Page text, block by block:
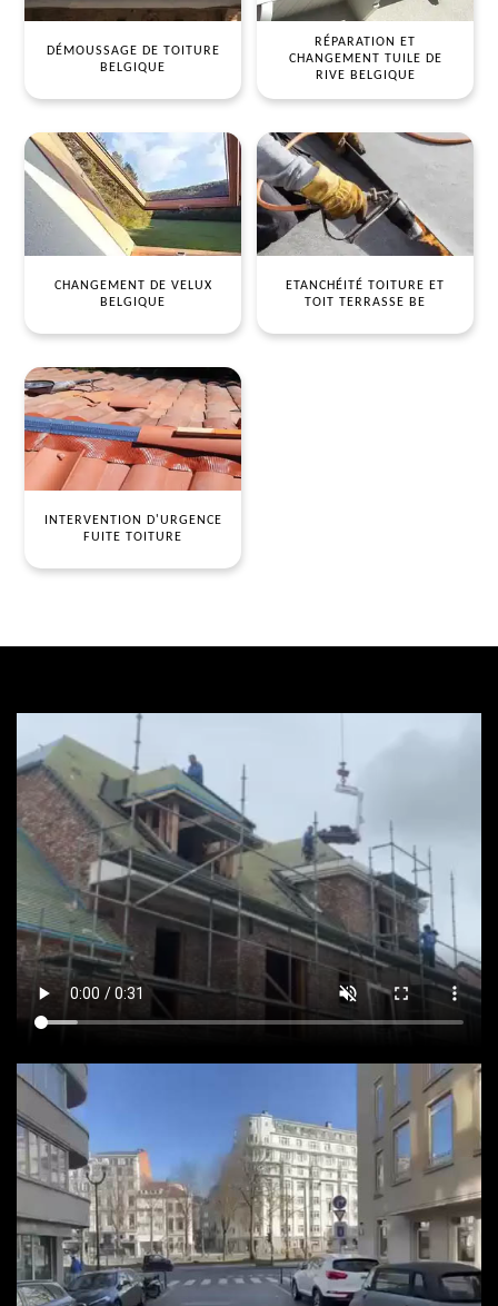
DÉMOUSSAGE DE TOITURE
BELGIQUE
RÉPARATION ET
CHANGEMENT TUILE DE
RIVE BELGIQUE
CHANGEMENT DE VELUX
BELGIQUE
ETANCHÉITÉ TOITURE ET
TOIT TERRASSE BE
INTERVENTION D'URGENCE
FUITE TOITURE